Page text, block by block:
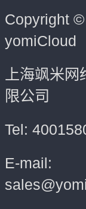
Copyright ©
yomiCloud
上海飒米
限公司
Tel:
E-mail: